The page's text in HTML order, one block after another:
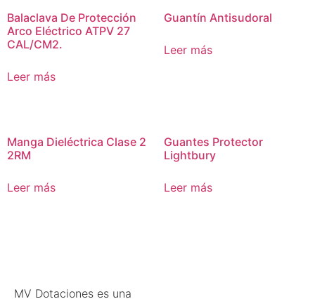
Balaclava De Protección
Arco Eléctrico ATPV 27
CAL/CM2.
Leer más
Guantín Antisudoral
Leer más
Manga Dieléctrica Clase 2
2RM
Leer más
Guantes Protector
Lightbury
Leer más
MV Dotaciones es una